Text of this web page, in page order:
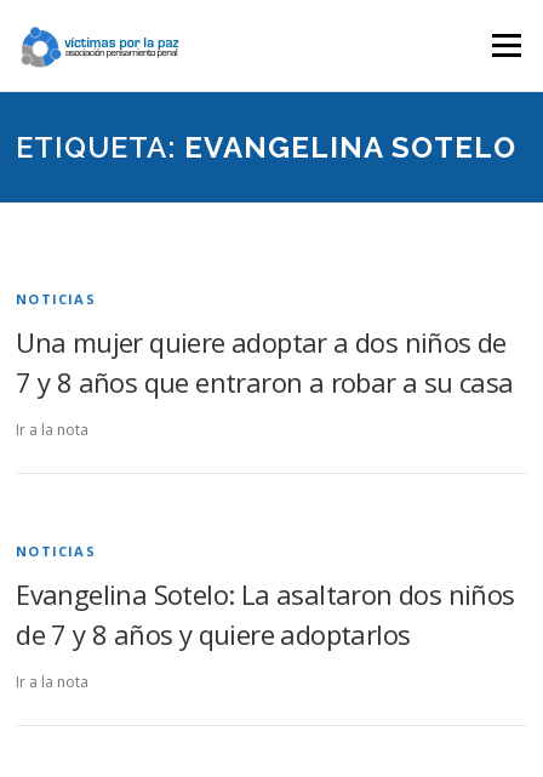
contenido
Menú
ETIQUETA: EVANGELINA SOTELO
NOTICIAS
Una mujer quiere adoptar a dos niños de
7 y 8 años que entraron a robar a su casa
Ir a la nota
NOTICIAS
Evangelina Sotelo: La asaltaron dos niños
de 7 y 8 años y quiere adoptarlos
Ir a la nota